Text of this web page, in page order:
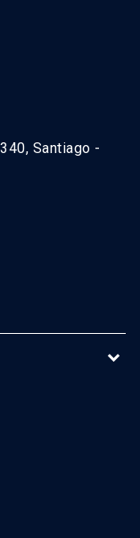
Santiago -